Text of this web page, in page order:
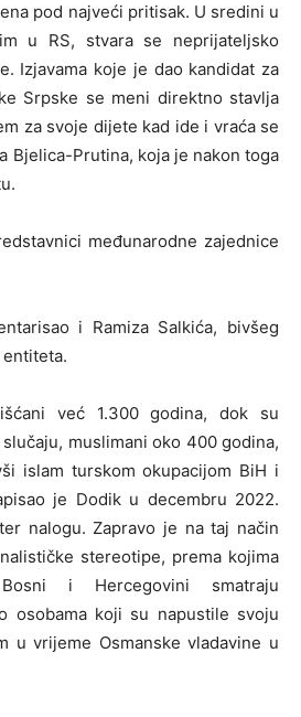
pod najveći pritisak. U sredini u
u RS, stvara se neprijateljsko
Izjavama koje je dao kandidat za
Srpske se meni direktno stavlja
za svoje dijete kad ide i vraća se
Bjelica-Prutina, koja je nakon toga
međunarodne zajednice
i Ramiza Salkića, bivšeg
već 1.300 godina, dok su
muslimani oko 400 godina,
islam turskom okupacijom BiH i
je Dodik u decembru 2022.
nalogu. Zapravo je na taj način
stereotipe, prema kojima
i Hercegovini smatraju
osobama koji su napustile svoju
u vrijeme Osmanske vladavine u